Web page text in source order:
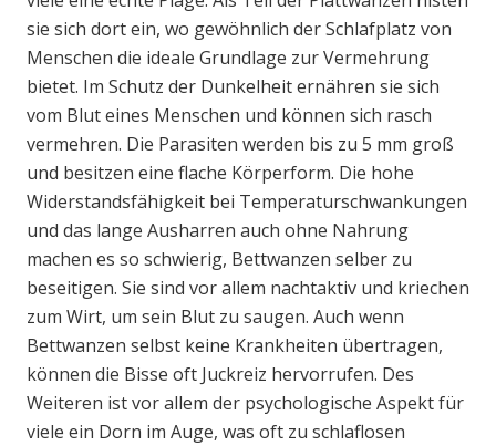
sie sich dort ein, wo gewöhnlich der Schlafplatz von
Menschen die ideale Grundlage zur Vermehrung
bietet. Im Schutz der Dunkelheit ernähren sie sich
vom Blut eines Menschen und können sich rasch
vermehren. Die Parasiten werden bis zu 5 mm groß
und besitzen eine flache Körperform. Die hohe
Widerstandsfähigkeit bei Temperaturschwankungen
und das lange Ausharren auch ohne Nahrung
machen es so schwierig, Bettwanzen selber zu
beseitigen. Sie sind vor allem nachtaktiv und kriechen
zum Wirt, um sein Blut zu saugen. Auch wenn
Bettwanzen selbst keine Krankheiten übertragen,
können die Bisse oft Juckreiz hervorrufen. Des
Weiteren ist vor allem der psychologische Aspekt für
viele ein Dorn im Auge, was oft zu schlaflosen